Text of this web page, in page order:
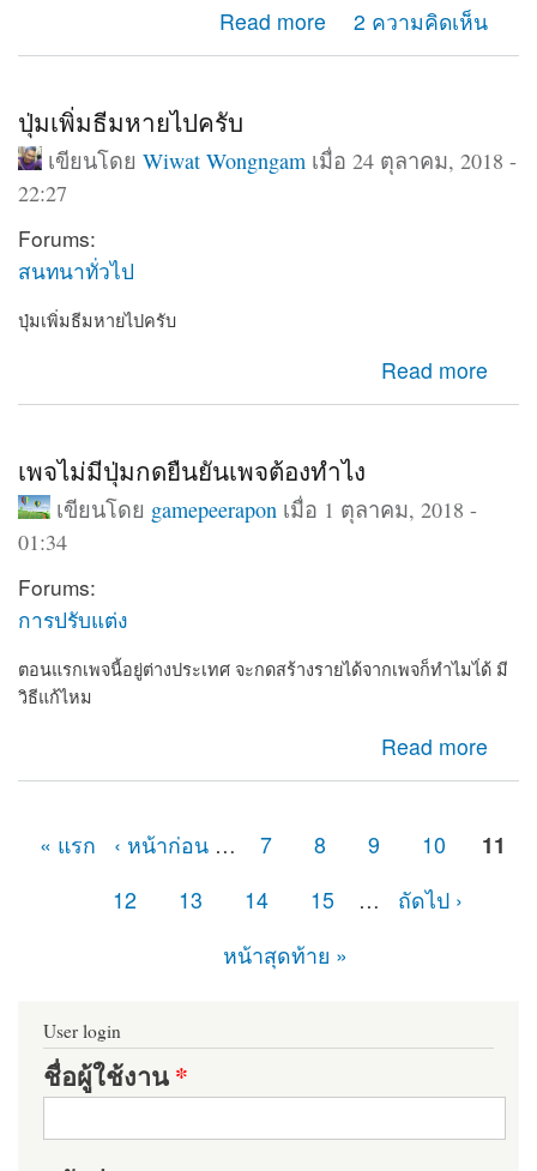
Read more
about แนะนำธีมที่มือถือสามารถเข้าถึงเว็บไซน์ของเราได้
หน่อยครับ
2 ความคิดเห็น
ปุ่มเพิ่มธีมหายไปครับ
เขียนโดย Wiwat Wongngam เมื่อ 24 ตุลาคม, 2018 -
22:27
Forums:
สนทนาทั่วไป
ปุ่มเพิ่มธีมหายไปครับ
Read more
เพจไม่มีปุ่มกดยืนยันเพจต้องทำไง
เขียนโดย gamepeerapon เมื่อ 1 ตุลาคม, 2018 -
01:34
Forums:
การปรับแต่ง
ตอนแรกเพจนี้อยู่ต่างประเทศ จะกดสร้างรายได้จากเพจก็ทำไมไ่ด้ มี
วิธีแก้ไหม
Read more
หน้า« แรก ‹ หน้าก่อน … 7 8 9 10
11
12
13 14 15 …
ถัดไป ›
หน้าสุดท้าย »
User login
ชื่อผู้ใช้งาน*